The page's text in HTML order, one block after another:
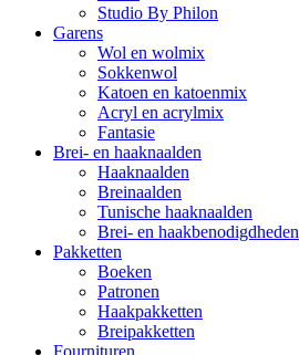
Studio By Philon
Garens
Wol en wolmix
Sokkenwol
Katoen en katoenmix
Acryl en acrylmix
Fantasie
Brei- en haaknaalden
Haaknaalden
Breinaalden
Tunische haaknaalden
Brei- en haakbenodigdheden
Pakketten
Boeken
Patronen
Haakpakketten
Breipakketten
Fournituren